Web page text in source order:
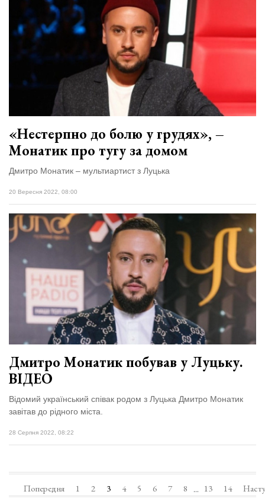
«Нестерпно до болю у грудях», –
Монатик про тугу за домом
Дмитро Монатик – мультиартист з Луцька
20 Вересня 2022, 08:00
Дмитро Монатик побував у Луцьку.
ВІДЕО
Відомий український співак родом з Луцька Дмитро Монатик
завітав до рідного міста.
28 Серпня 2022, 08:22
Попередня 1 2 3 4 5 6 7 8 ... 13 14